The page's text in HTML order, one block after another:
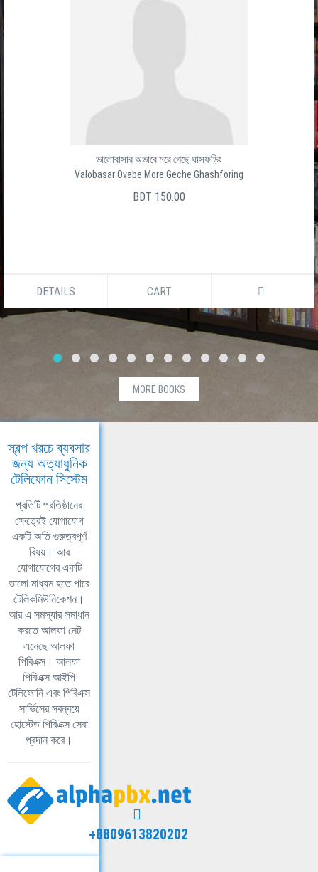
ভালোবাসার অভাবে মরে গেছে ঘাসফড়িং
Valobasar Ovabe More Geche Ghashforing
BDT 150.00
DETAILS CART
MORE BOOKS
স্বল্প খরচে ব্যবসার
জন্য অত্যাধুনিক
টেলিফোন সিস্টেম
প্রতিটি প্রতিষ্ঠানের
ক্ষেত্রেই যোগাযোগ
একটি অতি গুরুত্বপূর্ণ
বিষয়। আর
যোগাযোগের একটি
ভালো মাধ্যম হতে পারে
টেলিকমিউনিকেশন।
আর এ সমস্যার সমাধান
করতে আলফা নেট
এনেছে আলফা
পিবিএক্স। আলফা
পিবিএক্স আইপি
টেলিফোনি এবং পিবিএক্স
সার্ভিসের সবন্বয়ে
হোস্টেড পিবিএক্স সেবা
প্রদান করে।
+8809613820202